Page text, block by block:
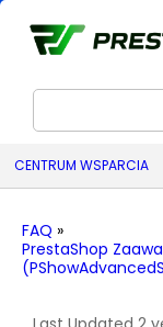
CENTRUM WSPARCIA
FAQ »
PrestaShop